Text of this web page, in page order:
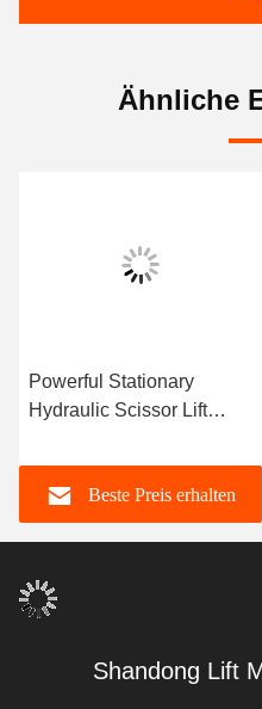
Ähnliche
Powerful Stationary
Hydraulic Scissor Lift
Lifting of Heavy Goods
Beste Preis erhalten
Shandong Lift